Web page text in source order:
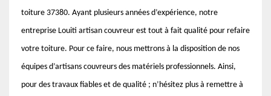
toiture 37380. Ayant plusieurs années d’expérience, notre
entreprise Louiti artisan couvreur est tout à fait qualité pour refaire
votre toiture. Pour ce faire, nous mettrons à la disposition de nos
équipes d’artisans couvreurs des matériels professionnels. Ainsi,
pour des travaux fiables et de qualité ; n’hésitez plus à remettre à